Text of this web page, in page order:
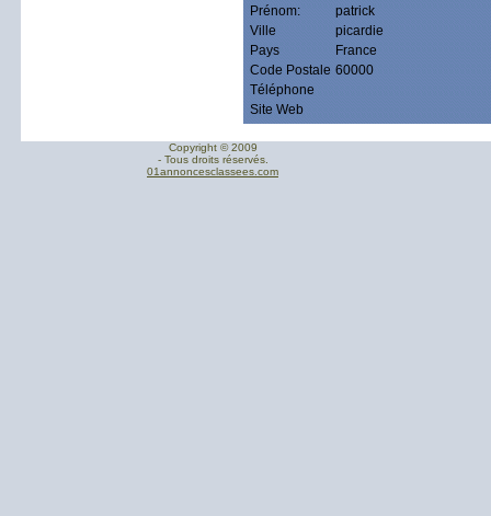
Prénom:
patrick
Ville
picardie
Pays
France
Code Postale 60000
Téléphone
Site Web
Copyright © 2009
- Tous droits réservés.
01annoncesclassees.com